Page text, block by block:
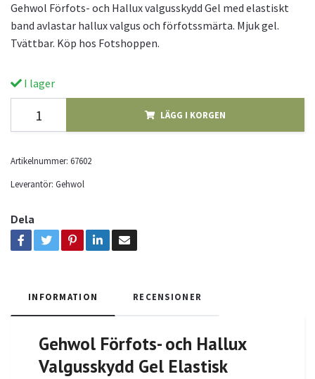
Gehwol Förfots- och Hallux valgusskydd Gel med elastiskt
band avlastar hallux valgus och förfotssmärta. Mjuk gel.
Tvättbar. Köp hos Fotshoppen.
I lager
LÄGG I KORGEN
Artikelnummer: 67602
Leverantör: Gehwol
Dela
INFORMATION RECENSIONER
Gehwol Förfots- och Hallux
Valgusskydd Gel Elastisk